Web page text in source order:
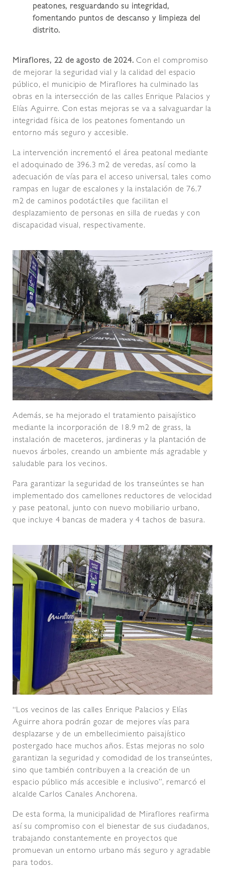
peatones, resguardando su integridad,
fomentando puntos de descanso y limpieza del
distrito.
Miraflores, 22 de agosto de 2024.Con el compromiso
de mejorar la seguridad vial y la calidad del espacio
público, el municipio de Miraflores ha culminado las
obras en la intersección de las calles Enrique Palacios y
Elías Aguirre. Con estas mejoras se va a salvaguardar la
integridad física de los peatones fomentando un
entorno más seguro y accesible.
La intervención incrementó el área peatonal mediante
el adoquinado de 396.3 m2 de veredas, así como la
adecuación de vías para el acceso universal, tales como
rampas en lugar de escalones y la instalación de 76.7
m2 de caminos podotáctiles que facilitan el
desplazamiento de personas en silla de ruedas y con
discapacidad visual, respectivamente.
Además, se ha mejorado el tratamiento paisajístico
mediante la incorporación de 18.9 m2 de grass, la
instalación de maceteros, jardineras y la plantación de
nuevos árboles, creando un ambiente más agradable y
saludable para los vecinos.
Para garantizar la seguridad de los transeúntes se han
implementado dos camellones reductores de velocidad
y pase peatonal, junto con nuevo mobiliario urbano,
que incluye 4 bancas de madera y 4 tachos de basura.
“Los vecinos de las calles Enrique Palacios y Elías
Aguirre ahora podrán gozar de mejores vías para
desplazarse y de un embellecimiento paisajístico
postergado hace muchos años. Estas mejoras no solo
garantizan la seguridad y comodidad de los transeúntes,
sino que también contribuyen a la creación de un
espacio público más accesible e inclusivo”, remarcó el
alcalde Carlos Canales Anchorena.
De esta forma, la municipalidad de Miraflores reafirma
así su compromiso con el bienestar de sus ciudadanos,
trabajando constantemente en proyectos que
promuevan un entorno urbano más seguro y agradable
para todos.